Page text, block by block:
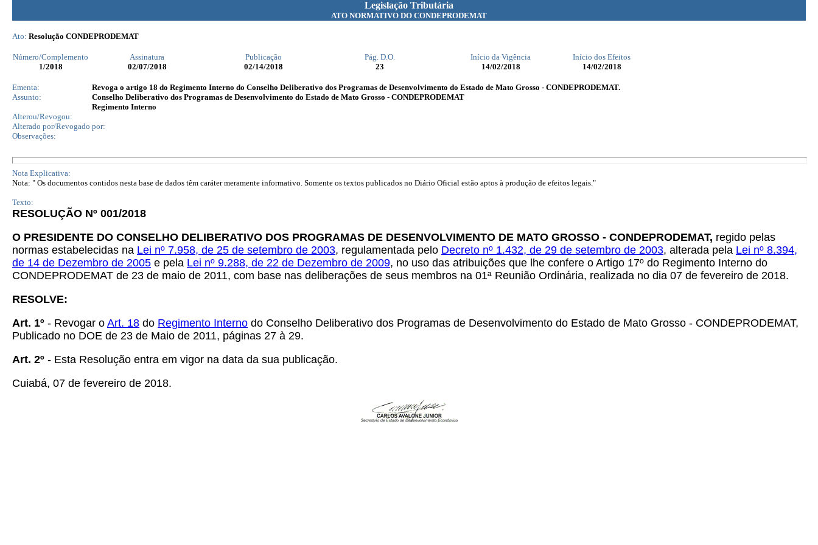
Legislação Tributária
ATO NORMATIVO DO CONDEPRODEMAT
Ato: Resolução CONDEPRODEMAT
Número/Complemento Assinatura Publicação Pág. D.O. Início da Vigência
Início dos Efeitos
1/2018 02/07/2018 02/14/2018 23 14/02/2018 14/02/2018
Ementa:
Revoga o artigo 18 do Regimento Interno do Conselho Deliberativo dos Programas de Desenvolvimento do Estado de Mato Grosso - CONDEPRODEMAT.
Assunto:
Conselho Deliberativo dos Programas de Desenvolvimento do Estado de Mato Grosso - CONDEPRODEMAT
Regimento Interno
Alterou/Revogou:
Alterado por/Revogado por:
Observações:
Nota Explicativa:
Nota: " Os documentos contidos nesta base de dados têm caráter meramente informativo. Somente os textos publicados no Diário Oficial estão aptos à produção de efeitos legais."
Texto:
RESOLUÇÃO Nº 001/2018
O PRESIDENTE DO CONSELHO DELIBERATIVO DOS PROGRAMAS DE DESENVOLVIMENTO DE MATO GROSSO - CONDEPRODEMAT, regido pelas
normas estabelecidas na Lei nº 7.958, de 25 de setembro de 2003, regulamentada pelo Decreto nº 1.432, de 29 de setembro de 2003, alterada pela Lei nº 8.394,
de 14 de Dezembro de 2005 e pela Lei nº 9.288, de 22 de Dezembro de 2009, no uso das atribuições que lhe confere o Artigo 17º do Regimento Interno do
CONDEPRODEMAT de 23 de maio de 2011, com base nas deliberações de seus membros na 01ª Reunião Ordinária, realizada no dia 07 de fevereiro de 2018.
RESOLVE:
Art. 1º - Revogar o Art. 18 do Regimento Interno do Conselho Deliberativo dos Programas de Desenvolvimento do Estado de Mato Grosso - CONDEPRODEMAT,
Publicado no DOE de 23 de Maio de 2011, páginas 27 à 29.
Art. 2º - Esta Resolução entra em vigor na data da sua publicação.
Cuiabá, 07 de fevereiro de 2018.